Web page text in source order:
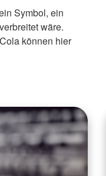
Symbol, ein
wäre.
können hier